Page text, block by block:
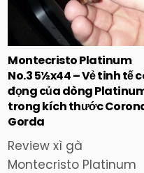
Montecristo Platinum
No.3 5½x44 – Vẻ tinh tế
đọng của dòng
trong kích thước
Gorda
Review xì gà
Montecristo Platinum